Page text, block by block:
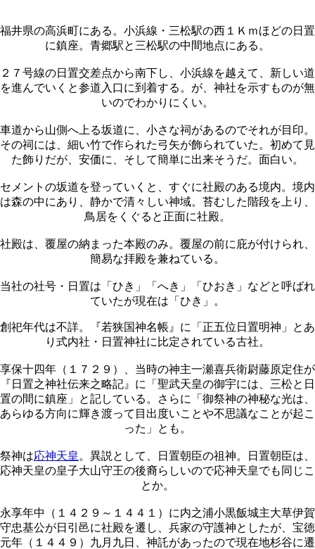
福井県の高浜町にある。小浜線・三松駅の西１Ｋｍほどの日置
に鎮座。青郷駅と三松駅の中間地点にある。
２７号線の日置交差点から南下し、小浜線を越えて、新しい道
を進んでいくと参道入口に到着する。が、神社を示すものが無
いのでわかりにくい。
車道から山側へ上る坂道に、小さな祠があるのでそれが目印。
その祠には、細い竹で作られた弓矢が飾られていた。初めて見
た飾りだが、安価に、そして簡単に出来そうだ。面白い。
セメントの坂道を登っていくと、すぐに社殿のある境内。境内
は森の中にあり、静かで清々しい神域。苔むした階段を上り、
鳥居をくぐると正面に社殿。
社殿は、覆屋の納まった本殿のみ。覆屋の前に庇が付けられ、
簡易な拝殿を兼ねている。
当社の社号・日置は「ひき」「へき」「ひおき」などと呼ばれ
ていたが現在は「ひき」。
創祀年代は不詳。『若狭国神名帳』に「正五位日置明神」とあ
り式内社・日置神社に比定されている古社。
享保十四年（１７２９）、当時の神主一瀬喜兵衛尉藤原定住が
『日置之神社伝来之略記』に「聖武天皇の御宇には、三松と日
置の間に鎮座」と記している。さらに「御祭神の神秘な光は、
あらゆる方向に輝き渡って目出度いことや不思議なことが起こ
った」とも。
祭神は応神天皇 。異説として、日置朝臣の祖神。日置朝臣は、
応神天皇の皇子大山守王の後裔らしいので応神天皇でも同じこ
とか。
永享年中（１４２９～１４４１）に内之浦小黒飯城主大草伊賀
守忠基公が日引邑に社殿を遷し、兵家の守護神としたが、宝徳
元年（１４４９）九月九日、神託があったので現在地杉谷に遷